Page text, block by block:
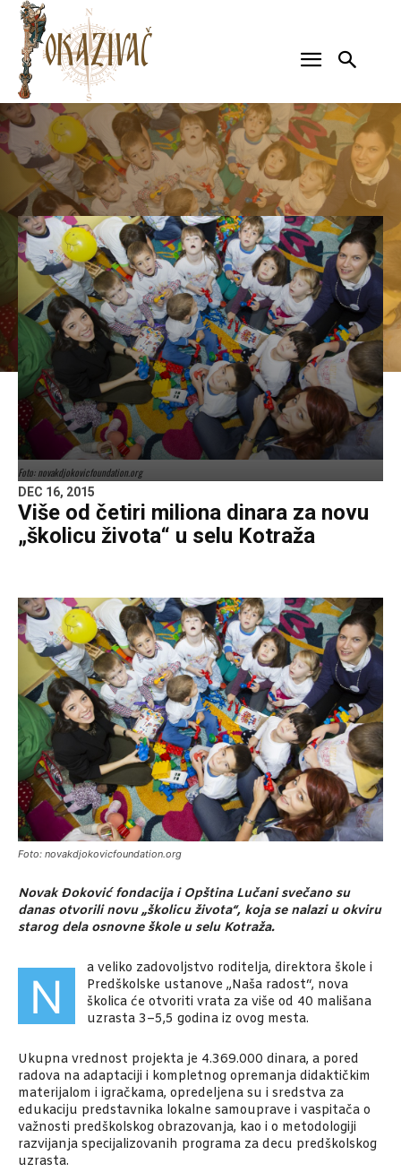
Foto: novakdjokovicfoundation.org
DEC 16, 2015
Više od četiri miliona dinara za novu
„školicu života“ u selu Kotraža
Foto: novakdjokovicfoundation.org
Novak Đoković fondacija i Opština Lučani svečano su
danas otvorili novu „školicu života“, koja se nalazi u okviru
starog dela osnovne škole u selu Kotraža.
N
a veliko zadovoljstvo roditelja, direktora škole i
Predškolske ustanove „Naša radost“, nova
školica će otvoriti vrata za više od 40 mališana
uzrasta 3–5,5 godina iz ovog mesta.
Ukupna vrednost projekta je 4.369.000 dinara, a pored
radova na adaptaciji i kompletnog opremanja didaktičkim
materijalom i igračkama, opredeljena su i sredstva za
edukaciju predstavnika lokalne samouprave i vaspitača o
važnosti predškolskog obrazovanja, kao i o metodologiji
razvijanja specijalizovanih programa za decu predškolskog
uzrasta.